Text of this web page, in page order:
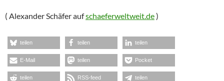
( Alexander Schäfer aufschaeferweltweit.de)
teilen teilen teilen
E-Mail teilen Pocket
teilen RSS-feed teilen